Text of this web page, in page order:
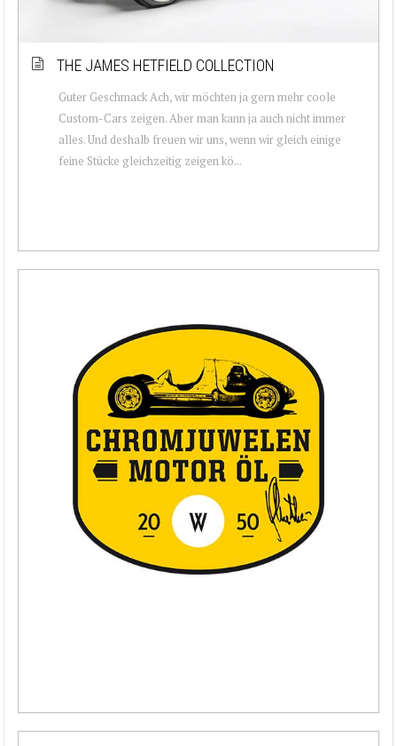
THE JAMES HETFIELD COLLECTION
Guter Geschmack Ach, wir möchten ja gern mehr coole
Custom-Cars zeigen. Aber man kann ja auch nicht immer
alles. Und deshalb freuen wir uns, wenn wir gleich einige
feine Stücke gleichzeitig zeigen kö...